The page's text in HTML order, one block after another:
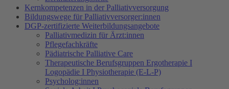
Kernkompetenzen in der Palliativversorgung
Bildungswege für Palliativversorger:innen
DGP-zertifizierte Weiterbildungsangebote
Palliativmedizin für Ärzt:innen
Pflegefachkräfte
Pädiatrische Palliative Care
Therapeutische Berufsgruppen Ergotherapie I
Logopädie I Physiotherapie (E-L-P)
Psycholog:innen